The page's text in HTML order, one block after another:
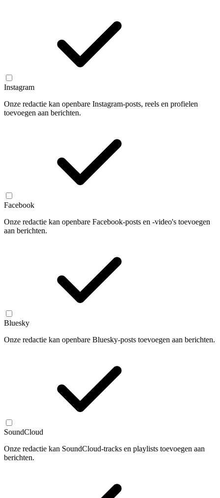
Instagram
Onze redactie kan openbare Instagram-posts, reels en profielen
toevoegen aan berichten.
Facebook
Onze redactie kan openbare Facebook-posts en -video's toevoegen
aan berichten.
Bluesky
Onze redactie kan openbare Bluesky-posts toevoegen aan berichten.
SoundCloud
Onze redactie kan SoundCloud-tracks en playlists toevoegen aan
berichten.